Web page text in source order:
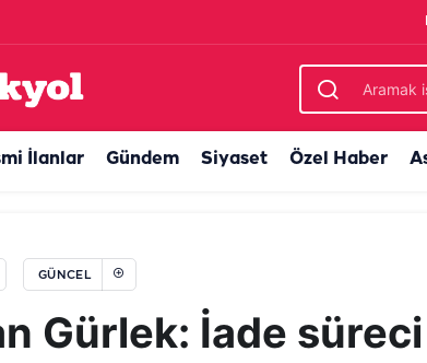
İlanlar Gündem Siyaset Özel Haber
GÜNCEL
Gürlek: İade
Gıda denetimlerinde temmuz ayı bilançosu: 107 bin